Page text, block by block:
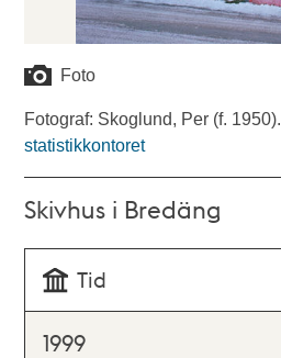
Foto
Fotograf: Skoglund, Per (f. 1950).
statistikkontoret
Skivhus i Bredäng
Tid
1999